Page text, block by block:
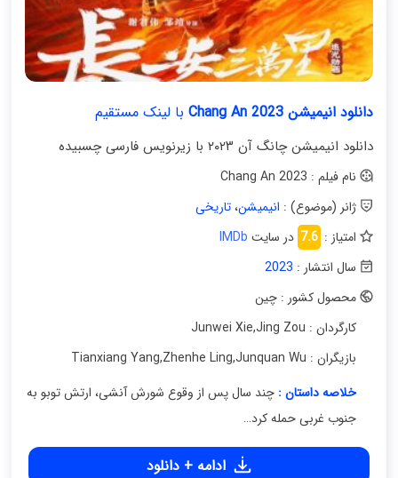
دانلود انیمیشن Chang An 2023 با لینک مستقیم
دانلود انیمیشن چانگ آن ۲۰۲۳ با زیرنویس فارسی چسبیده
نام فیلم : Chang An 2023
ژانر (موضوع) : انیمیشن،تاریخی
امتیاز : 7.6 در سایت IMDb
سال انتشار : 2023
محصول کشور : چین
کارگردان : Junwei Xie
,Jing Zou
بازیگران : Tianxiang Yang
,Zhenhe Ling,Junquan Wu
خلاصه داستان :چند سال پس از وقوع شورش آنشی، ارتش توبو به
جنوب غربی حمله کرد…
ادامه + دانلود